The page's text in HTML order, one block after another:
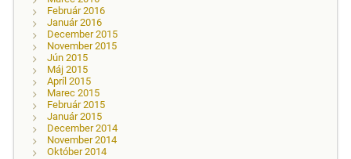
Február 2016
Január 2016
December 2015
November 2015
Jún 2015
Máj 2015
Apríl 2015
Marec 2015
Február 2015
Január 2015
December 2014
November 2014
Október 2014